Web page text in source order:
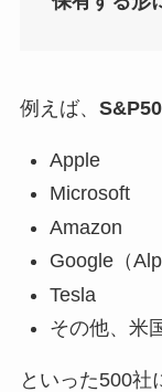
例えば、
Apple
Microsoft
Amazon
Google（
Tesla
その他、米
といった500社